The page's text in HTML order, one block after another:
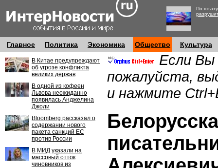
По
Главное Политика Экономика Общество Культура
В Китае предупреждают
об угрозе конфликта
великих держав
В одной из кофеен
Львова неожиданно
появилась Анджелина
Джоли
Bloomberg рассказал о
содержании нового
пакета санкций ЕС
против России
В МИД указали на
массовый отток
чиновников из
Если Вы
пожалуйста,
и нажмите